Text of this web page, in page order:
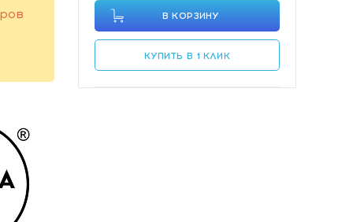
В КОРЗИНУ
КУПИТЬ В 1 КЛИК